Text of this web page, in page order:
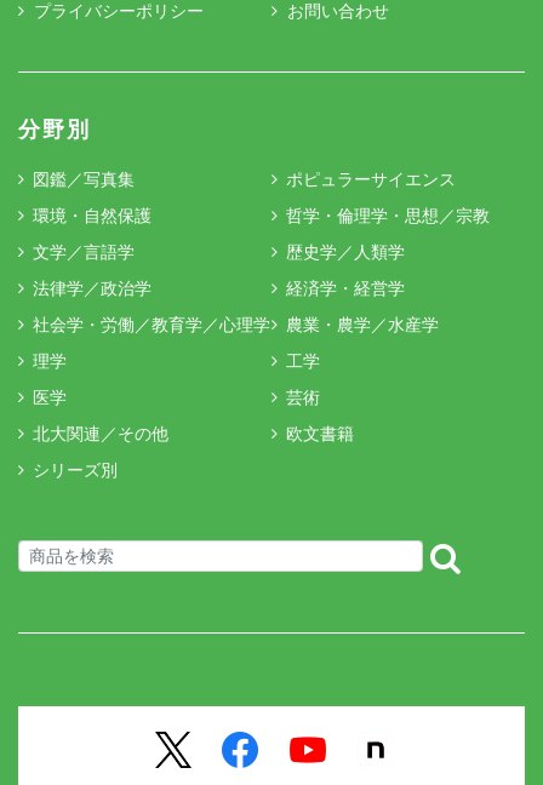
プライバシーポリシー
お問い合わせ
分野別
図鑑／写真集
ポピュラーサイエンス
環境・自然保護
哲学・倫理学・思想／宗教
文学／言語学
歴史学／人類学
法律学／政治学
経済学・経営学
社会学・労働／教育学／心理学
農業・農学／水産学
理学
工学
医学
芸術
北大関連／その他
欧文書籍
シリーズ別